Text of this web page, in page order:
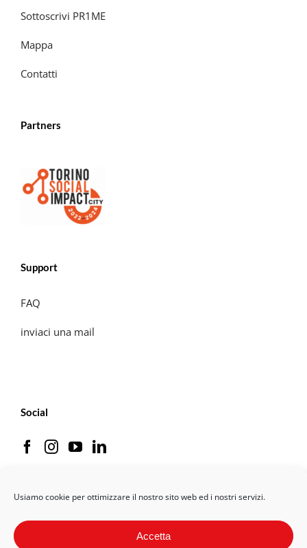
Usiamo cookie per ottimizzare il nostro sito web ed i nostri servizi.
Accetta
Sottoscrivi PR1ME
Mappa
Contatti
Partners
Support
FAQ
inviaci una mail
Social
Termini di utilizzo per acquirenti